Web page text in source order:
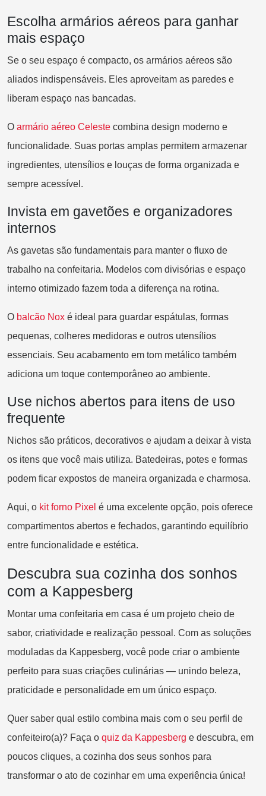
Escolha armários aéreos para ganhar
mais espaço
Se o seu espaço é compacto, os armários aéreos são
aliados indispensáveis. Eles aproveitam as paredes e
liberam espaço nas bancadas.
O armário aéreo Celeste combina design moderno e
funcionalidade. Suas portas amplas permitem armazenar
ingredientes, utensílios e louças de forma organizada e
sempre acessível.
Invista em gavetões e organizadores
internos
As gavetas são fundamentais para manter o fluxo de
trabalho na confeitaria. Modelos com divisórias e espaço
interno otimizado fazem toda a diferença na rotina.
O balcão Nox é ideal para guardar espátulas, formas
pequenas, colheres medidoras e outros utensílios
essenciais. Seu acabamento em tom metálico também
adiciona um toque contemporâneo ao ambiente.
Use nichos abertos para itens de uso
frequente
Nichos são práticos, decorativos e ajudam a deixar à vista
os itens que você mais utiliza. Batedeiras, potes e formas
podem ficar expostos de maneira organizada e charmosa.
Aqui, o kit forno Pixel é uma excelente opção, pois oferece
compartimentos abertos e fechados, garantindo equilíbrio
entre funcionalidade e estética.
Descubra sua cozinha dos sonhos
com a Kappesberg
Montar uma confeitaria em casa é um projeto cheio de
sabor, criatividade e realização pessoal. Com as soluções
moduladas da Kappesberg, você pode criar o ambiente
perfeito para suas criações culinárias — unindo beleza,
praticidade e personalidade em um único espaço.
Quer saber qual estilo combina mais com o seu perfil de
confeiteiro(a)? Faça o quiz da Kappesberg e descubra, em
poucos cliques, a cozinha dos seus sonhos para
transformar o ato de cozinhar em uma experiência única!